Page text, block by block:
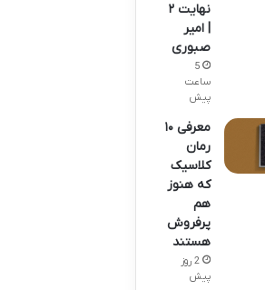
نهایت ۲
| امیر
صبوری
5
ساعت
پیش
معرفی ۱۰
رمان
کلاسیک
که هنوز
هم
پرفروش
هستند
2 روز
پیش